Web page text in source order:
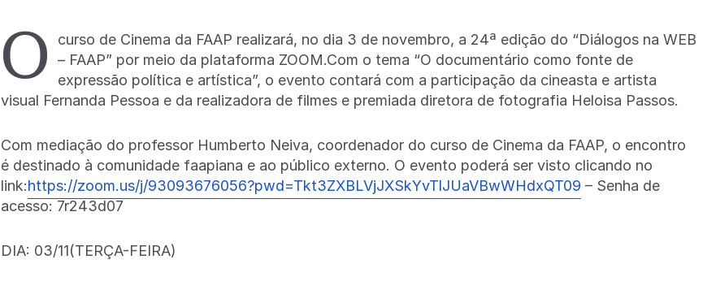
O
curso de Cinema da FAAP realizará, no dia 3 de novembro, a 24ª edição do “Diálogos na WEB
– FAAP” por meio da plataforma ZOOM.Com o tema “O documentário como fonte de
expressão política e artística”, o evento contará com a participação da cineasta e artista
visual Fernanda Pessoa e da realizadora de filmes e premiada diretora de fotografia Heloisa Passos.
Com mediação do professor Humberto Neiva, coordenador do curso de Cinema da FAAP, o encontro
é destinado à comunidade faapiana e ao público externo. O evento poderá ser visto clicando no
link:https://zoom.us/j/93093676056?pwd=Tkt3ZXBLVjJXSkYvTlJUaVBwWHdxQT09 – Senha de
acesso: 7r243d07
DIA: 03/11(TERÇA-FEIRA)